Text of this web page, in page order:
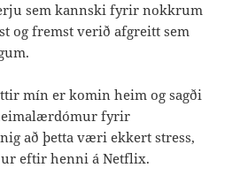
sem kannski fyrir nokkrum
og fremst verið afgreitt sem
mín er komin heim og sagði
fyrir
að þetta væri ekkert stress,
eftir henni á Netflix.